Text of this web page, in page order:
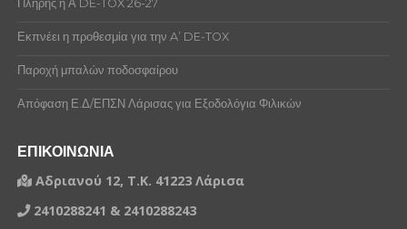
Πλήρης η Ά DE-TOX 26-27
Εκπνέει η προθεσμία για την A’ DE-TOX
Παροχή μπαλών ποδοσφαίρου
Απόφαση Ε.Δ/ΕΠΣΝ Λάρισας για Εξοδολόγια Φιλικών
ΕΠΙΚΟΙΝΩΝΙΑ
Αδριανού 12, Τ.Κ. 41223 Λάρισα
2410288241 & 2410288243